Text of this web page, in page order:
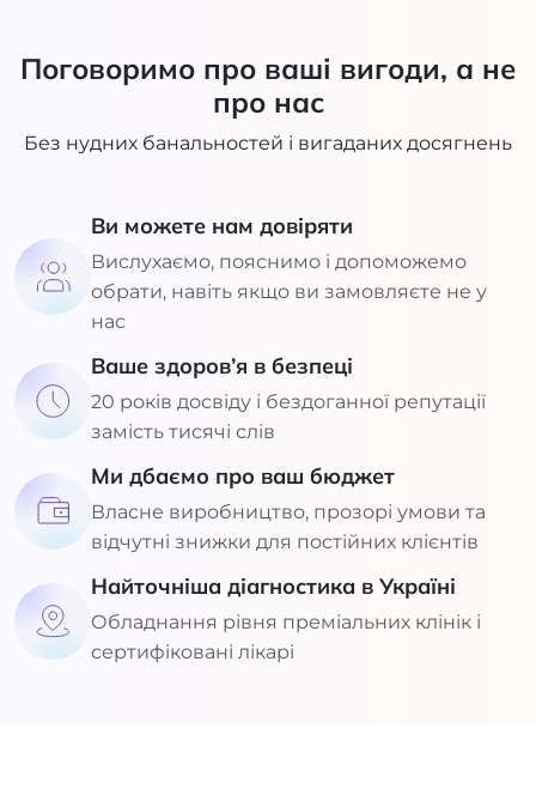
Поговоримо про ваші вигоди, а не
про нас
Без нудних банальностей і вигаданих досягнень
Ви можете нам довіряти
Вислухаємо, пояснимо і допоможемо
обрати, навіть якщо ви замовляєте не у
нас
Ваше здоров’я в безпеці
20 років досвіду і бездоганної репутації
замість тисячі слів
Ми дбаємо про ваш бюджет
Власне виробництво, прозорі умови та
відчутні знижки для постійних клієнтів
Найточніша діагностика в Україні
Обладнання рівня преміальних клінік і
сертифіковані лікарі